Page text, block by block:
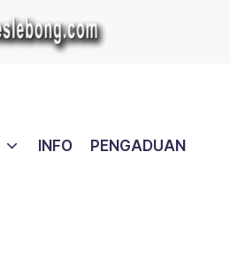
INFO PENGADUAN